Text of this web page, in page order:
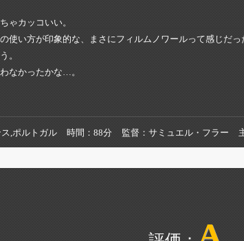
ゃカッコいい。
使い方が印象的な、まさにフィルムノワールって感じだっ
。
なかったかな…。
,ポルトガル 時間 88分 監督 サミュエル・フラー